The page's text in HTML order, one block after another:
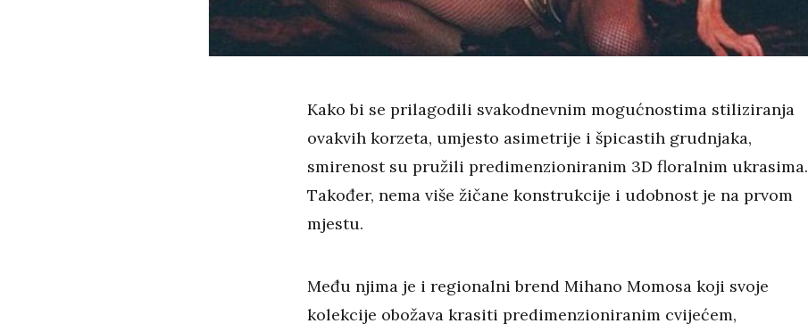
Kako bi se prilagodili svakodnevnim mogućnostima stiliziranja
ovakvih korzeta, umjesto asimetrije i špicastih grudnjaka,
smirenost su pružili predimenzioniranim 3D floralnim ukrasima.
Također, nema više žičane konstrukcije i udobnost je na prvom
mjestu.
Među njima je i regionalni brend Mihano Momosa koji svoje
kolekcije obožava krasiti predimenzioniranim cvijećem,